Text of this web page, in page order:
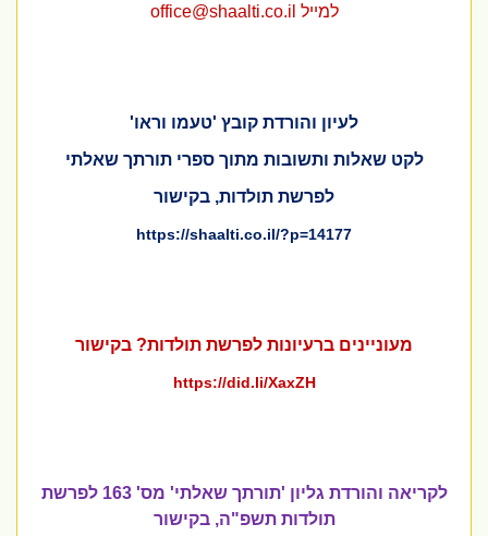
למיילoffice@shaalti.co.il
לעיון והורדת קובץ 'טעמו וראו'
לקט שאלות ותשובות מתוך ספרי תורתך שאלתי
לפרשת תולדות, בקישור
https://shaalti.co.il/?p=14177
מעוניינים ברעיונות לפרשת תולדות? בקישור
https://did.li/XaxZH
לקריאה והורדת גליון 'תורתך שאלתי' מס' 163 לפרשת
תולדות תשפ"ה, בקישור